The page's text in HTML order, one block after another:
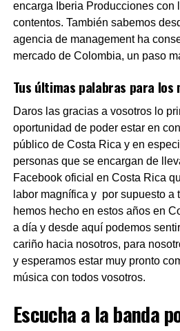
encarga Iberia Producciones con
contentos. También sabemos
agencia de management ha
mercado de Colombia, un paso
Tus últimas palabras para los
Daros las gracias a vosotros lo
oportunidad de poder estar en
público de Costa Rica y en
personas que se encargan de
Facebook oficial en Costa Rica
labor magnífica y por supuesto a
hemos hecho en estos años en
a día y desde aquí podemos
cariño hacia nosotros, para
y esperamos estar muy pronto
música con todos vosotros.
Escucha a la banda